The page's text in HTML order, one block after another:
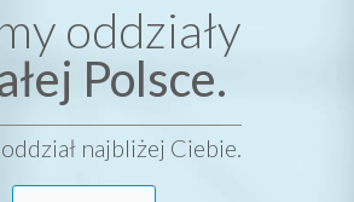
oddziały
Polsce.
najbliżej Ciebie.